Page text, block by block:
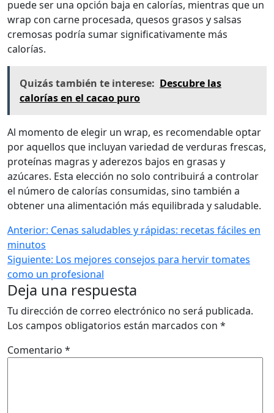
puede ser una opción baja en calorías, mientras que un
wrap con carne procesada, quesos grasos y salsas
cremosas podría sumar significativamente más
calorías.
Quizás también te interese: Descubre las
calorías en el cacao puro
Al momento de elegir un wrap, es recomendable optar
por aquellos que incluyan variedad de verduras frescas,
proteínas magras y aderezos bajos en grasas y
azúcares. Esta elección no solo contribuirá a controlar
el número de calorías consumidas, sino también a
obtener una alimentación más equilibrada y saludable.
Anterior: Cenas saludables y rápidas: recetas fáciles en
minutos
Siguiente: Los mejores consejos para hervir tomates
como un profesional
Deja una respuesta
Tu dirección de correo electrónico no será publicada.
Los campos obligatorios están marcados con *
Comentario *